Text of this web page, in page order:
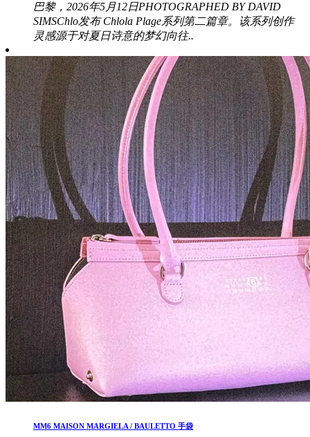
巴黎，2026年5月12日PHOTOGRAPHED BY DAVID
SIMSChlo发布 Chlola Plage系列第二篇章。该系列创作
灵感源于对夏日诗意的梦幻向往..
MM6 MAISON MARGIELA / BAULETTO 手袋